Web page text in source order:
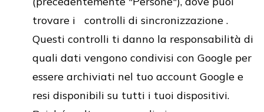
trovare i controlli di sincronizzazione .
Questi controlli ti danno la responsabilità di
quali dati vengono condivisi con Google per
essere archiviati nel tuo account Google e
resi disponibili su tutti i tuoi dispositivi.